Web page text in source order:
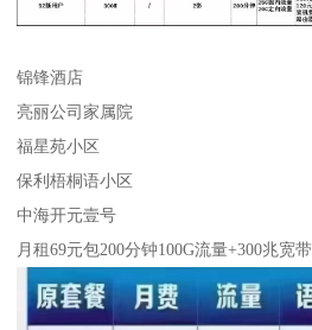
锦锋酒店
亮丽公司家属院
福星苑小区
保利梧桐语小区
中海开元壹号
月租69元包200分钟100G流量+300兆宽带